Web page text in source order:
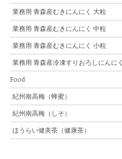
業務用 青森産むきにんにく 大粒
業務用 青森産むきにんにく 中粒
業務用 青森産むきにんにく 小粒
業務用 青森産冷凍すりおろしにんにく
Food
紀州南高梅（蜂蜜）
紀州南高梅（しそ）
ほうらい健美茶（健康茶）